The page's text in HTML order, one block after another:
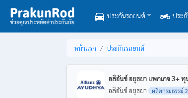
directions_car ประกันรถยนต์ two_wheeler ประ
หน้าแรก ประกันรถยนต์
อลิอันซ์ อยุธยา แพกเกจ 3+
อลิอันซ์ อยุธยา
ผลิตกรมธรรม์